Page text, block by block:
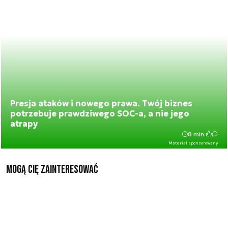
Presja ataków i nowego prawa. Twój biznes
potrzebuje prawdziwego SOC-a, a nie jego
atrapy
Materiał sponsorowany
8 min.
Mogą Cię zainteresować